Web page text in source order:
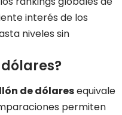
interés de los
niveles sin
de dólaresequivale
permiten